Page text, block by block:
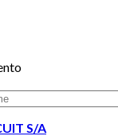
S/A